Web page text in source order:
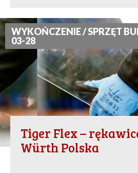
WYKOŃCZENIE / SPRZĘT
03-28
Tiger Flex –
Würth Polska